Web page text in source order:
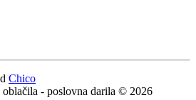
Chico
- poslovna darila © 2026